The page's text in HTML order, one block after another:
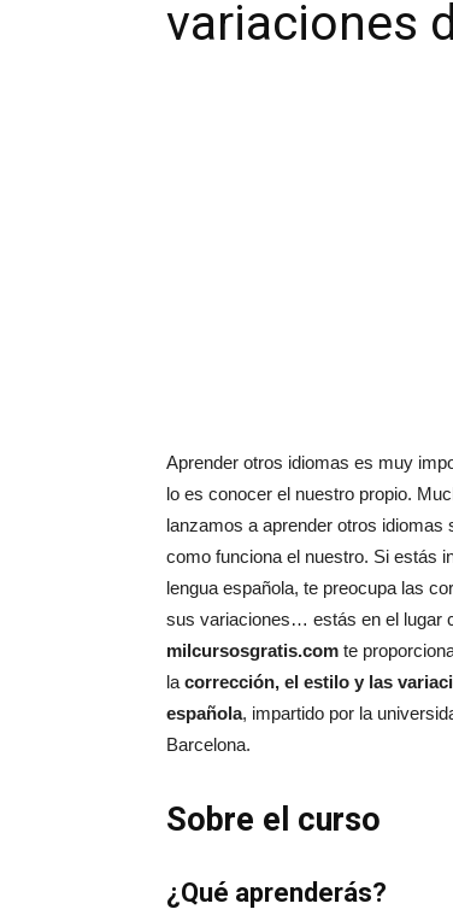
variaciones
Aprender otros idiomas es muy
lo es conocer el nuestro propio.
lanzamos a aprender otros idiomas
como funciona el nuestro. Si estás
lengua española, te preocupa las
sus variaciones… estás en el lugar
milcursosgratis.com te
la corrección, el estilo y las
española, impartido por la
Barcelona.
Sobre el curso
¿Qué aprenderás?